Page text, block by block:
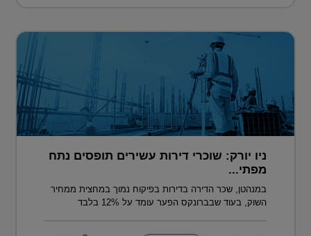
ניו יורק: שוכרי דירות עשירים תופסים נתח
מפתי...
במנהטן, שכר הדירה בדירות בפיקוח נמוך במחצית ממחיר
השוק, בעוד שבברונקס הפער עומד על 12% בלבד